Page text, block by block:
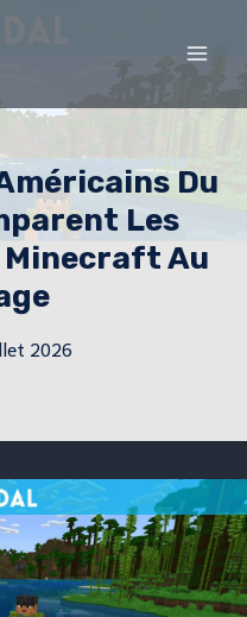
Du
Les
Minecraft Au
2026